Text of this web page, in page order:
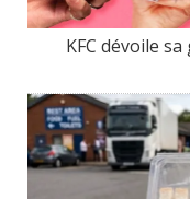
KFC dévoile